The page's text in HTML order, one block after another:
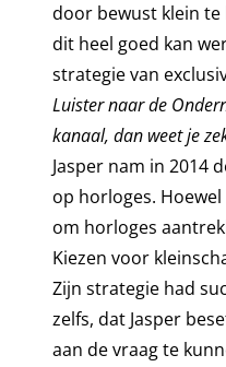
door bewust klein te
dit heel goed kan
strategie van
Luister naar de
kanaal, dan weet je
Jasper nam in 2014
op horloges.
om horloges
Kiezen voor
Zijn strategie had
zelfs, dat Jasper
aan de vraag te